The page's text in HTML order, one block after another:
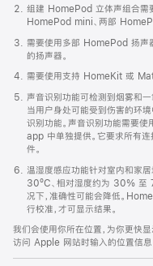
打
开)
组建 HomePod 立体声组合需
HomePod mini、两部
需要使用多部 HomePod 扬声
的扬声器。
需要使用支持 HomeKit 或
声音识别功能可检测到烟雾和一
当用户身处可能受到伤害的环境
识别功能。声音识别功能需要
app 中单独提供。它要求所有
件。
温湿度感应功能针对室内和家
30ºC、相对湿度约为 30% 至
况下，准确性可能会降低。
行校准，才可显示结果。
我们会使用你所在位置，为你更快
访问 Apple 网站时输入的位置信息